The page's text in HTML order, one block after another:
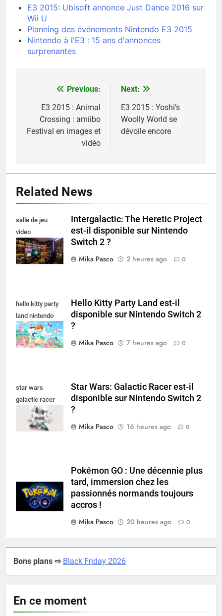
E3 2015: Ubisoft annonce Just Dance 2016 sur
Wii U
Planning des événements Nintendo E3 2015
Nintendo à l'E3 : 15 ans d'annonces
surprenantes
Navigation
l’article
Previous:
E3 2015 : Animal
Crossing : amiibo
Festival en images et
vidéo
Next:
E3 2015 : Yoshi’s
Woolly World se
dévoile encore
Related News
salle de jeu
video
collectionneur
Intergalactic: The Heretic Project
est-il disponible sur Nintendo
Switch 2 ?
Mika Pasco
2 heures ago 0
hello kitty party
land nintendo
switch
Hello Kitty Party Land est-il
disponible sur Nintendo Switch 2
?
Mika Pasco
7 heures ago 0
star wars
galactic racer
nintendo switch
Star Wars: Galactic Racer est-il
disponible sur Nintendo Switch 2
?
Mika Pasco
16 heures ago 0
Pokémon GO : Une décennie plus
tard, immersion chez les
passionnés normands toujours
accros !
Mika Pasco
20 heures ago 0
Bons plans ⇨ Black Friday 2026
En ce moment